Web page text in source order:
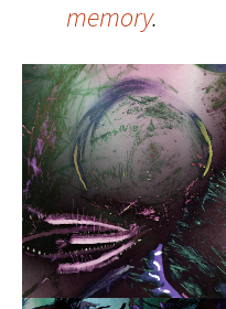
memory.